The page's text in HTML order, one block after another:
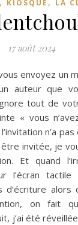
KIOSQUE LA
17 août 2024
auteur que
tout de
« vous
n’a
invitée, je
Et quand
l’écran
alors
on fait
j’ai été